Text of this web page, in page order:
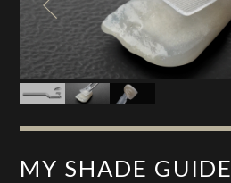
MY SHADE GUIDE